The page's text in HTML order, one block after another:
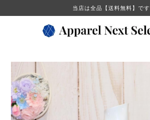
当店は全品【送料無料】です